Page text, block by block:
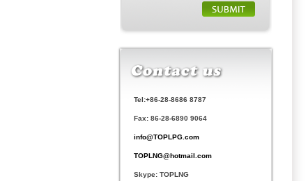
Tel:+86-28-8686 8787
Fax: 86-28-6890 9064
info@TOPLPG.com
TOPLNG@hotmail.com
Skype: TOPLNG